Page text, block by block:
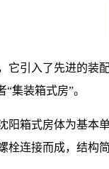
它引入了先进的装
集装箱式房”。
阳箱式房体为基本
栓连接而成，结构